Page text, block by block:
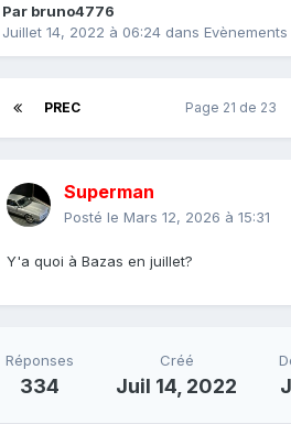
Par bruno4776
Juillet 14, 2022 à 06:24 dans
PREC Page 21 de 23
Superman
Posté le Mars 12, 2026 à 15:31
Y'a quoi à Bazas en juillet?
Réponses
334
Créé
Juil 14, 2022